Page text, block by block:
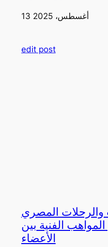
13 أغسطس، 2025
edit post
والرحلات المصري
الفنية بين
الأعضاء